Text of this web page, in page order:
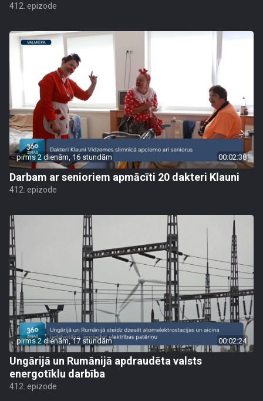
412. epizode
pirms 2 dienām, 16 stundām 00:02:38
Darbam ar senioriem apmācīti 20 dakteri Klauni
412. epizode
pirms 2 dienām, 17 stundām 00:02:24
Ungārijā un Rumānijā apdraudēta valsts
energotīklu darbība
412. epizode